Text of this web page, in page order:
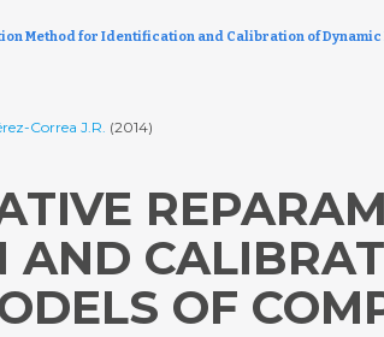
Method for Identification and Calibration of
Correa J.R. (2014)
AND
OF